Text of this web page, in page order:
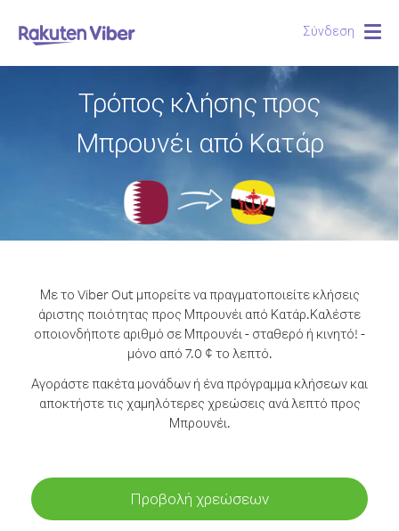
Σύνδεση
Τρόπος κλήσης προς
Μπρουνέι από Κατάρ
Με το Viber Out μπορείτε να πραγματοποιείτε κλήσεις
άριστης ποιότητας προς Μπρουνέι από Κατάρ.Καλέστε
οποιονδήποτε αριθμό σε Μπρουνέι - σταθερό ή κινητό! -
μόνο από 7.0 ¢ το λεπτό.
Αγοράστε πακέτα μονάδων ή ένα πρόγραμμα κλήσεων και
αποκτήστε τις χαμηλότερες χρεώσεις ανά λεπτό προς
Μπρουνέι.
Προβολή χρεώσεων